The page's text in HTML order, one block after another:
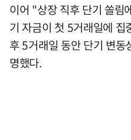
이어 "상장 직후 단기 쏠림
기 자금이 첫 5거래일에 집
후 5거래일 동안 단기 변
명했다.